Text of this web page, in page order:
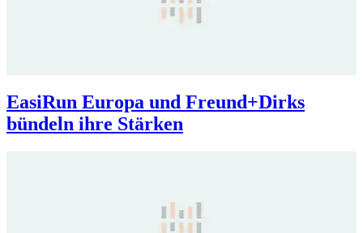
EasiRun Europa und Freund+Dirks
bündeln ihre Stärken